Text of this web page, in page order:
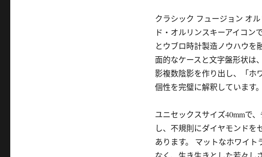
クラシック フュージョン オ
ド・オルリンスキーアイコン
とウブロ時計製造ノウハウを
面的なケースと文字盤形状は
影複数陰影を作り出し、「ホ
個性を完璧に解釈しています。
ユニセックスサイズ40mmで
し、不規則にダイヤモンドを
あります。 マットなホワイ